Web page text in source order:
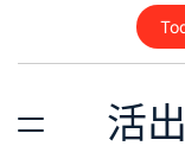
content
活